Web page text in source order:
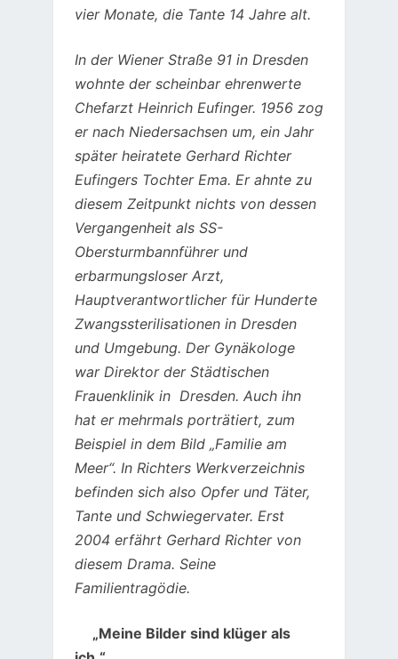
vier Monate, die Tante 14 Jahre alt.
In der Wiener Straße 91 in Dresden
wohnte der scheinbar ehrenwerte
Chefarzt Heinrich Eufinger. 1956 zog
er nach Niedersachsen um, ein Jahr
später heiratete Gerhard Richter
Eufingers Tochter Ema. Er ahnte zu
diesem Zeitpunkt nichts von dessen
Vergangenheit als SS-
Obersturmbannführer und
erbarmungsloser Arzt,
Hauptverantwortlicher für Hunderte
Zwangssterilisationen in Dresden
und Umgebung. Der Gynäkologe
war Direktor der Städtischen
Frauenklinik in Dresden. Auch ihn
hat er mehrmals porträtiert, zum
Beispiel in dem Bild „Familie am
Meer“. In Richters Werkverzeichnis
befinden sich also Opfer und Täter,
Tante und Schwiegervater. Erst
2004 erfährt Gerhard Richter von
diesem Drama. Seine
Familientragödie.
„Meine Bilder sind klüger als